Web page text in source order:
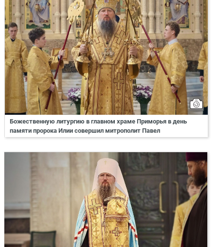
Божественную литургию в главном храме Приморья в день
памяти пророка Илии совершил митрополит Павел